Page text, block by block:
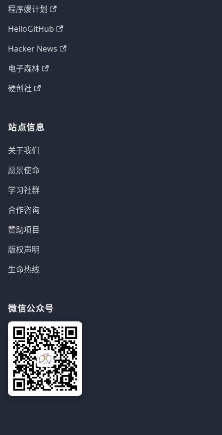
程序媛计划
HelloGitHub
Hacker News
电子森林
硬创社
站点信息
关于我们
愿景使命
学习社群
合作咨询
赞助项目
版权声明
生命热线
微信公众号